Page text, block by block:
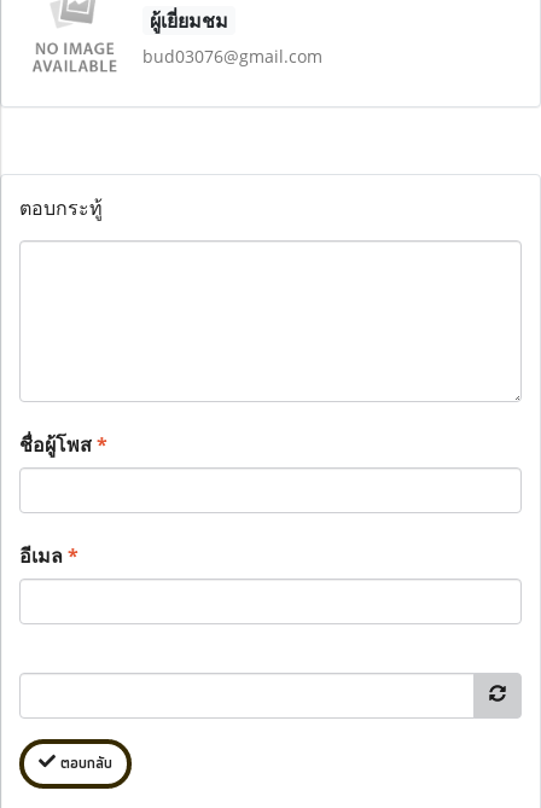
ผู้เยี่ยมชม
bud03076@gmail.com
ตอบกระทู้
ชื่อผู้โพส*
อีเมล*
ตอบกลับ